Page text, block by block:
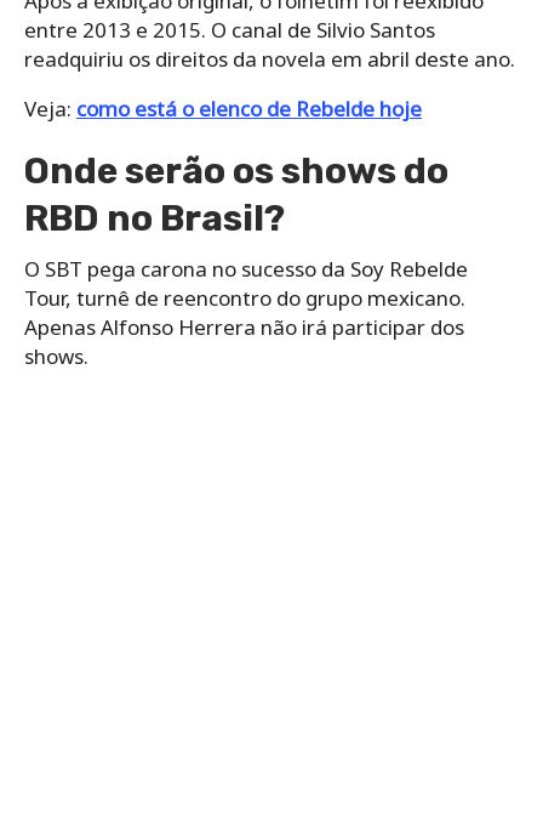
entre 2013 e 2015. O canal de Silvio Santos
readquiriu os direitos da novela em abril deste ano.
Veja: como está o elenco de Rebelde hoje
Onde serão os shows do
RBD no Brasil?
O SBT pega carona no sucesso da Soy Rebelde
Tour, turnê de reencontro do grupo mexicano.
Apenas Alfonso Herrera não irá participar dos
shows.